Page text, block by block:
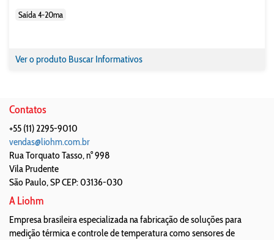
Saída 4-20ma
Ver o produto Buscar Informativos
Contatos
+55 (11) 2295-9010
vendas@liohm.com.br
Rua Torquato Tasso, n° 998
Vila Prudente
São Paulo,SPCEP: 03136-030
A Liohm
Empresa brasileira especializada na fabricação de soluções para
medição térmica e controle de temperatura como sensores de